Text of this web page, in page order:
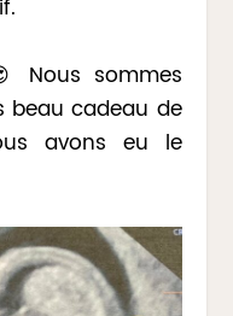
Nous sommes
beau cadeau de
avons eu le